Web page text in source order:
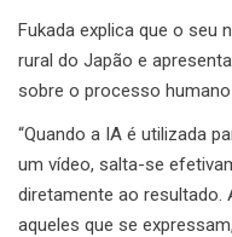
Fukada explica que o seu
rural do Japão e
sobre o processo
“Quando a IA é utilizada
um vídeo, salta-se
diretamente ao resultado.
aqueles que se